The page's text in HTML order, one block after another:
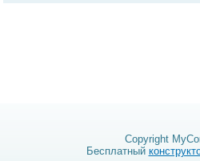
Copyright
Бесплатный